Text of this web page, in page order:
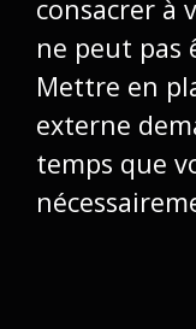
consacrer à
ne peut pas
Mettre en
externe
temps que